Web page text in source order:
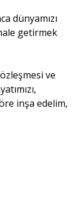
dünyamızı
getirmek
ve
inşa edelim,